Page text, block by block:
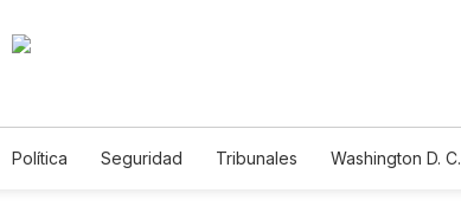
Política Seguridad Tribunales Washington D. C.